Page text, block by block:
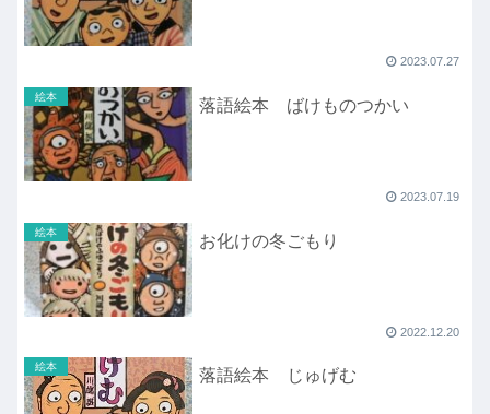
2023.07.27
絵本 落語絵本 ばけものつかい
2023.07.19
絵本 お化けの冬ごもり
2022.12.20
絵本 落語絵本 じゅげむ